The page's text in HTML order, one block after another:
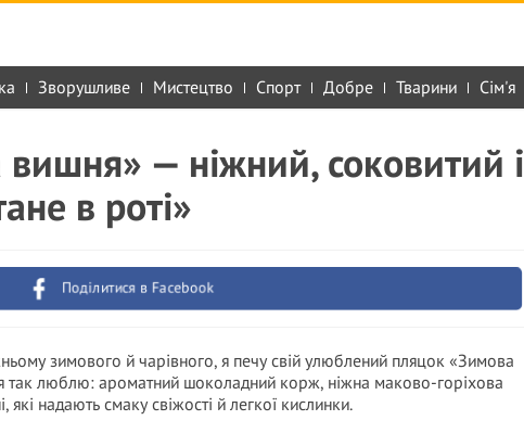
Зворушливе Мистецтво Спорт Добре Тварини Сім'я
— ніжний, соковитий і
в роті»
Поділитися в Facebook
зимового й чарівного, я печу свій улюблений пляцок «Зимова
так люблю: ароматний шоколадний корж, ніжна маково-горіхова
надають смаку свіжості й легкої кислинки.